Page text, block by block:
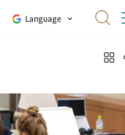
Language